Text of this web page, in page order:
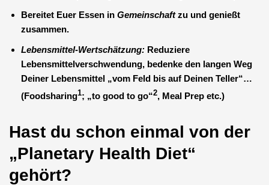
Bereitet Euer Essen in Gemeinschaftzu und genießt
zusammen.
Lebensmittel-Wertschätzung: Reduziere
Lebensmittelverschwendung, bedenke den langen Weg
Deiner Lebensmittel „vom Feld bis auf Deinen Teller“…
(Foodsharing1; „to good to go“2, Meal Prep etc.)
Hast du schon einmal von der
„Planetary Health Diet“
gehört?